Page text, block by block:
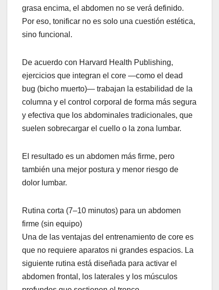
grasa encima, el abdomen no se verá definido.
Por eso, tonificar no es solo una cuestión estética,
sino funcional.
De acuerdo con Harvard Health Publishing,
ejercicios que integran el core —como el dead
bug (bicho muerto)— trabajan la estabilidad de la
columna y el control corporal de forma más segura
y efectiva que los abdominales tradicionales, que
suelen sobrecargar el cuello o la zona lumbar.
El resultado es un abdomen más firme, pero
también una mejor postura y menor riesgo de
dolor lumbar.
Rutina corta (7–10 minutos) para un abdomen
firme (sin equipo)
Una de las ventajas del entrenamiento de core es
que no requiere aparatos ni grandes espacios. La
siguiente rutina está diseñada para activar el
abdomen frontal, los laterales y los músculos